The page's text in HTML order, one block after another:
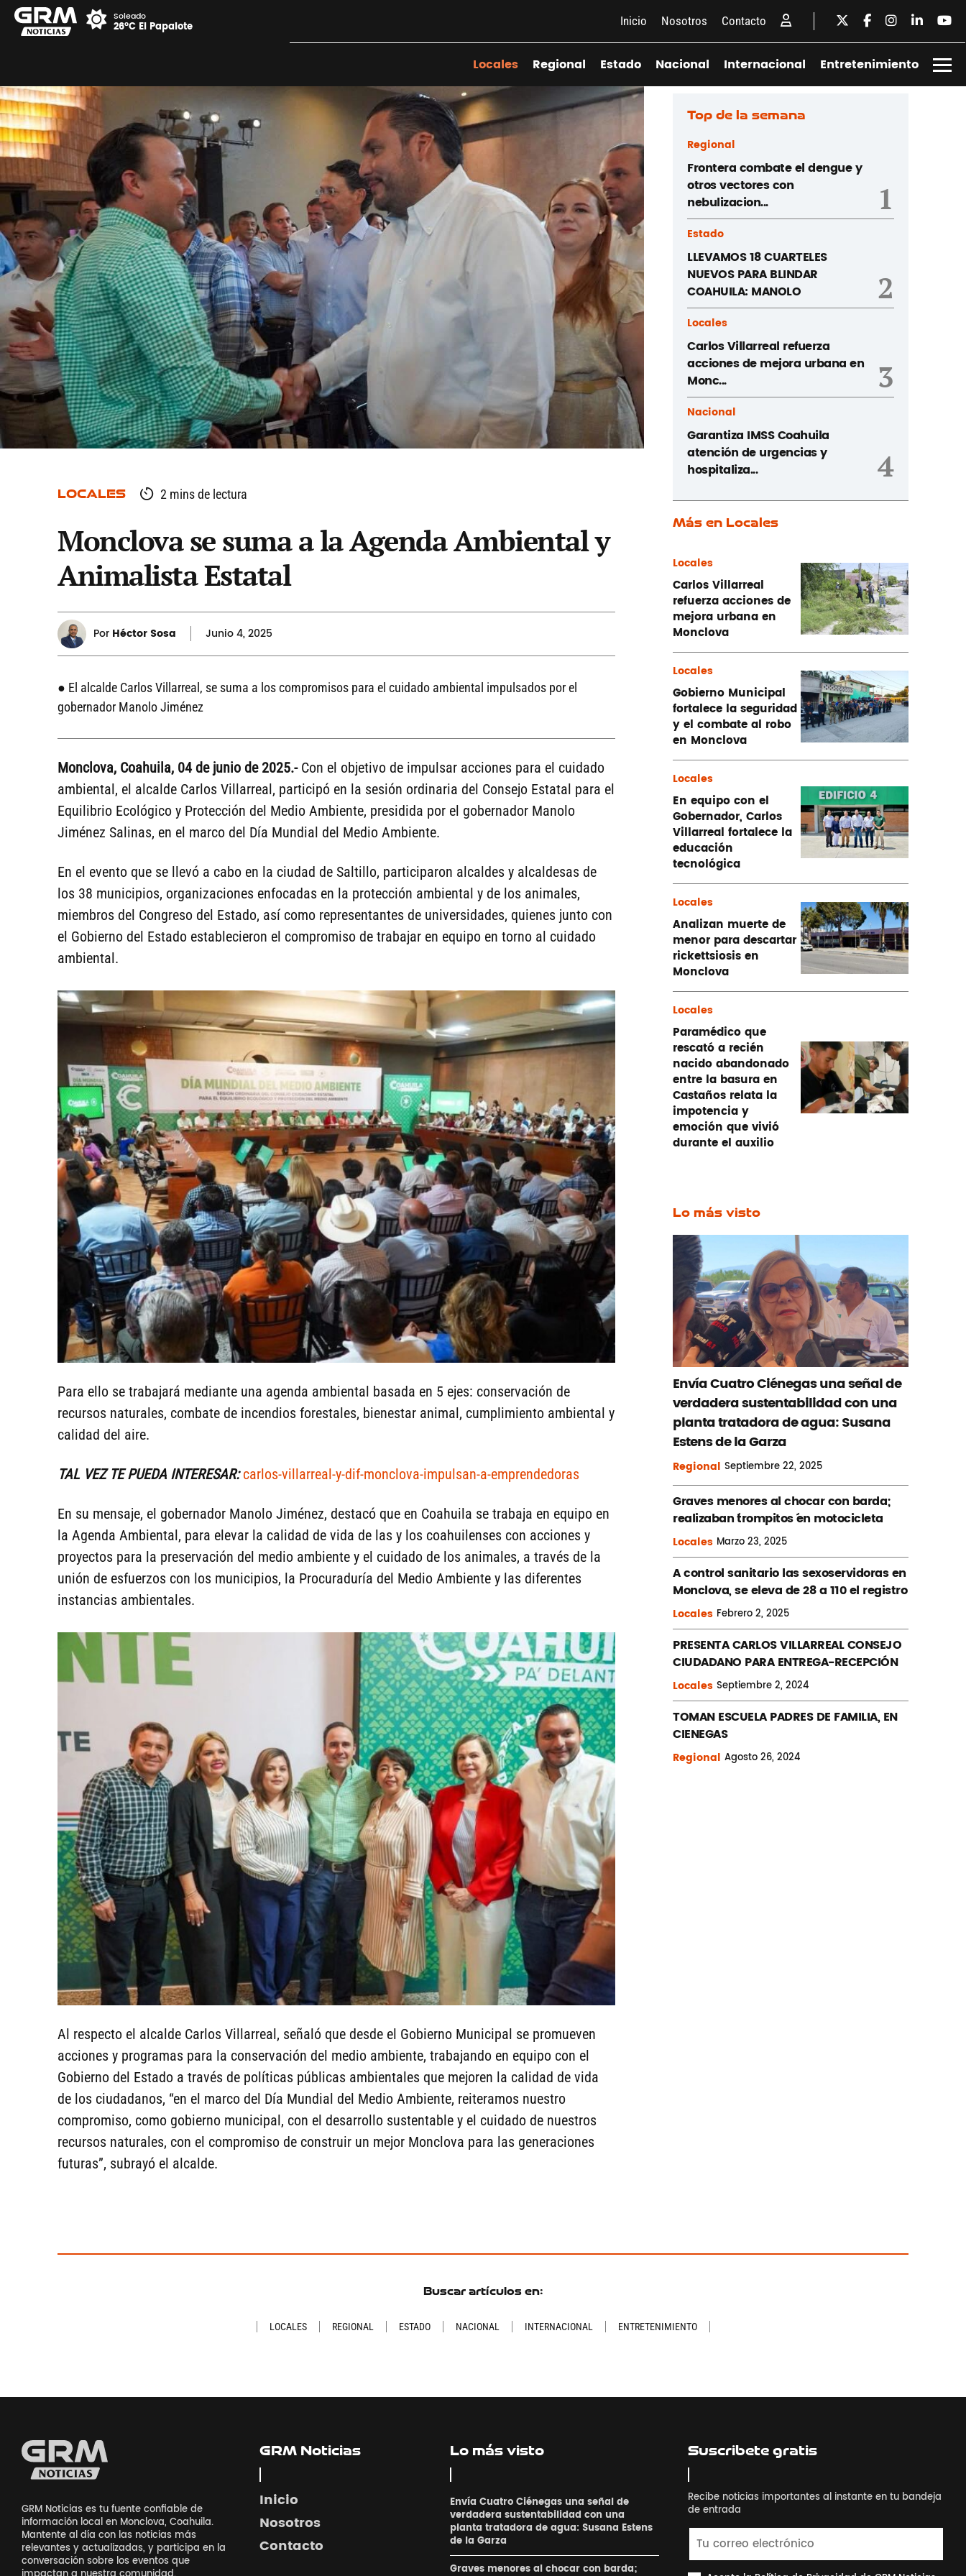
Soleado
26°C El Papalote Inicio Nosotros Contacto
Locales Regional Estado Nacional Internacional Entretenimiento
LOCALES 2 mins de lectura
Monclova se suma a la Agenda Ambiental y
Animalista Estatal
Por Héctor Sosa Junio4, 2025
● El alcalde Carlos Villarreal, se suma a los compromisos para el cuidado ambiental impulsados por el
gobernador Manolo Jiménez
Monclova, Coahuila, 04 de junio de 2025.-Con el objetivo de impulsar acciones para el cuidado
ambiental, el alcalde Carlos Villarreal, participó en la sesión ordinaria del Consejo Estatal para el
Equilibrio Ecológico y Protección del Medio Ambiente, presidida por el gobernador Manolo
Jiménez Salinas, en el marco del Día Mundial del Medio Ambiente.
En el evento que se llevó a cabo en la ciudad de Saltillo, participaron alcaldes y alcaldesas de
los 38 municipios, organizaciones enfocadas en la protección ambiental y de los animales,
miembros del Congreso del Estado, así como representantes de universidades, quienes junto con
el Gobierno del Estado establecieron el compromiso de trabajar en equipo en torno al cuidado
ambiental.
Para ello se trabajará mediante una agenda ambiental basada en 5 ejes: conservación de
recursos naturales, combate de incendios forestales, bienestar animal, cumplimiento ambiental y
calidad del aire.
TAL VEZ TE PUEDA INTERESAR:carlos-villarreal-y-dif-monclova-impulsan-a-emprendedoras
En su mensaje, el gobernador Manolo Jiménez, destacó que en Coahuila se trabaja en equipo en
la Agenda Ambiental, para elevar la calidad de vida de las y los coahuilenses con acciones y
proyectos para la preservación del medio ambiente y el cuidado de los animales, a través de la
unión de esfuerzos con los municipios, la Procuraduría del Medio Ambiente y las diferentes
instancias ambientales.
Al respecto el alcalde Carlos Villarreal, señaló que desde el Gobierno Municipal se promueven
acciones y programas para la conservación del medio ambiente, trabajando en equipo con el
Gobierno del Estado a través de políticas públicas ambientales que mejoren la calidad de vida
de los ciudadanos, “en el marco del Día Mundial del Medio Ambiente, reiteramos nuestro
compromiso, como gobierno municipal, con el desarrollo sustentable y el cuidado de nuestros
recursos naturales, con el compromiso de construir un mejor Monclova para las generaciones
futuras”, subrayó el alcalde.
Top de la semana
Regional
Frontera combate el dengue y
otros vectores con
nebulizacion...
1
Estado
LLEVAMOS 18 CUARTELES
NUEVOS PARA BLINDAR
COAHUILA: MANOLO
2
Locales
Carlos Villarreal refuerza
acciones de mejora urbana en
Monc...
3
Nacional
Garantiza IMSS Coahuila
atención de urgencias y
hospitaliza...
4
Más en Locales
Locales
Carlos Villarreal
refuerza acciones de
mejora urbana en
Monclova
Locales
Gobierno Municipal
fortalece la seguridad
y el combate al robo
en Monclova
Locales
En equipo con el
Gobernador, Carlos
Villarreal fortalece la
educación
tecnológica
Locales
Analizan muerte de
menor para descartar
rickettsiosis en
Monclova
Locales
Paramédico que
rescató a recién
nacido abandonado
entre la basura en
Castaños relata la
impotencia y
emoción que vivió
durante el auxilio
Lo más visto
Envía Cuatro Ciénegas una señal de
verdadera sustentabilidad con una
planta tratadora de agua: Susana
Estens de la Garza
Regional Septiembre22, 2025
Graves menores al chocar con barda;
realizaban ´trompitos ´en motocicleta
Locales Marzo23, 2025
A control sanitario las sexoservidoras en
Monclova, se eleva de 28 a 110 el registro
Locales Febrero2, 2025
PRESENTA CARLOS VILLARREAL CONSEJO
CIUDADANO PARA ENTREGA-RECEPCIÓN
Locales Septiembre2, 2024
TOMAN ESCUELA PADRES DE FAMILIA, EN
CIENEGAS
Regional Agosto26, 2024
Buscar artículos en:
LOCALES REGIONAL ESTADO NACIONAL INTERNACIONAL ENTRETENIMIENTO
GRM Noticias es tu fuente confiable de
información local en Monclova, Coahuila.
Mantente al día con las noticias más
relevantes y actualizadas, y participa en la
conversación sobre los eventos que
GRM Noticias
Inicio
Nosotros
Contacto
Lo más visto
Envía Cuatro Ciénegas una señal de
verdadera sustentabilidad con una
planta tratadora de agua: Susana Estens
de la Garza
Graves menores al chocar con barda;
Suscribete gratis
Recibe noticias importantes al instante en tu bandeja
de entrada